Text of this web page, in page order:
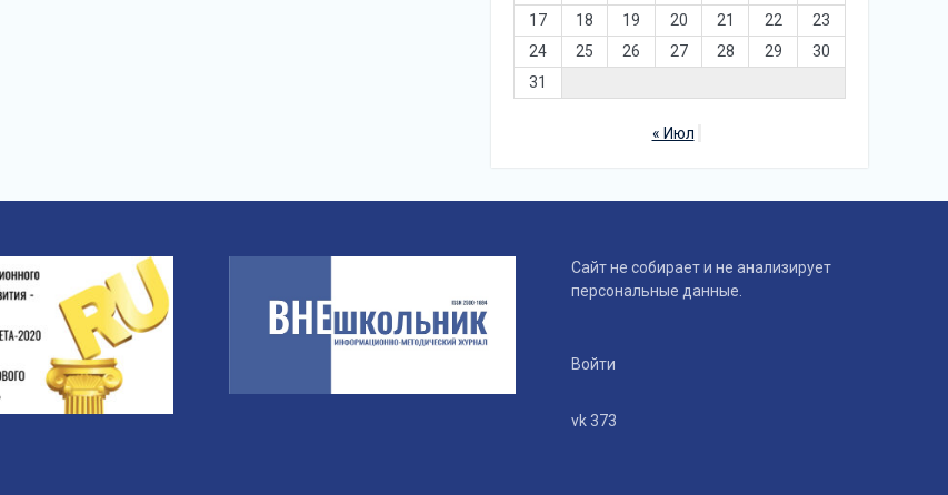
17
18 19 20 21 22
23
24
25 26 27 28 29
30
31
« Июл
Сайт не собирает и не анализирует
персональные данные.
Войти
vk 373